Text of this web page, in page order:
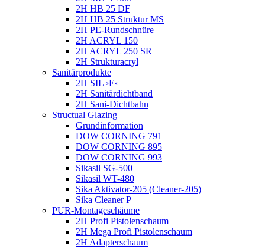
2H HB 25 DF
2H HB 25 Struktur MS
2H PE-Rundschnüre
2H ACRYL 150
2H ACRYL 250 SR
2H Strukturacryl
Sanitärprodukte
2H SIL ›E‹
2H Sanitärdichtband
2H Sani-Dichtbahn
Structual Glazing
Grundinformation
DOW CORNING 791
DOW CORNING 895
DOW CORNING 993
Sikasil SG-500
Sikasil WT-480
Sika Aktivator-205 (Cleaner-205)
Sika Cleaner P
PUR-Montageschäume
2H Profi Pistolenschaum
2H Mega Profi Pistolenschaum
2H Adapterschaum